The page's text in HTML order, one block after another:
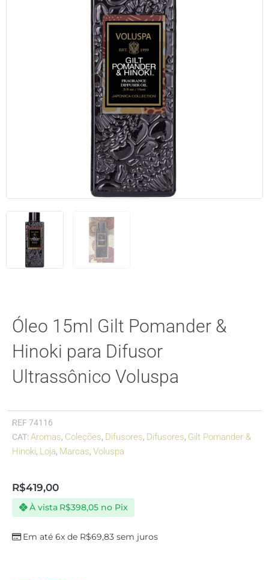
Óleo 15ml Gilt Pomander &
Hinoki para Difusor
Ultrassônico Voluspa
REF74116
CAT:Aromas, Coleções, Difusores, Difusores, Gilt Pomander &
Hinoki, Loja, Marcas, Voluspa
R$419,00
Em até 6x de R$69,83 sem juros
À vista R$398,05 no Pix